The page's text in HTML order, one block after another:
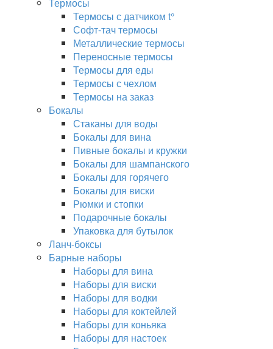
Термосы с датчиком t°
Софт-тач термосы
Металлические термосы
Переносные термосы
Термосы для еды
Термосы с чехлом
Термосы на заказ
Бокалы
Стаканы для воды
Бокалы для вина
Пивные бокалы и кружки
Бокалы для шампанского
Бокалы для горячего
Бокалы для виски
Рюмки и стопки
Подарочные бокалы
Упаковка для бутылок
Ланч-боксы
Барные наборы
Наборы для вина
Наборы для виски
Наборы для водки
Наборы для коктейлей
Наборы для коньяка
Наборы для настоек